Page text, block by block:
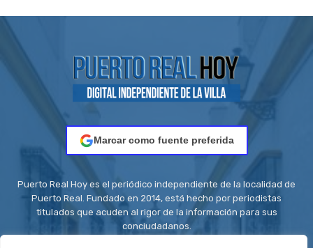
Marcar como fuente preferida
Puerto Real Hoy es el periódico independiente de la localidad de
Puerto Real. Fundado en 2014, está hecho por periodistas
titulados que acuden al rigor de la información para sus
conciudadanos.